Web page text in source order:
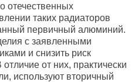
отечественных
таких радиаторов
первичный алюминий.
с заявленными
и снизить риск
от них, практически
используют вторичный